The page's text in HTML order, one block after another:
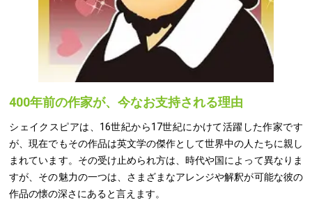
400年前の作家が、今なお支持される理由
シェイクスピアは、16世紀から17世紀にかけて活躍した作家です
が、現在でもその作品は英文学の傑作として世界中の人たちに親し
まれています。その受け止められ方は、時代や国によって異なりま
すが、その魅力の一つは、さまざまなアレンジや解釈が可能な彼の
作品の懐の深さにあると言えます。